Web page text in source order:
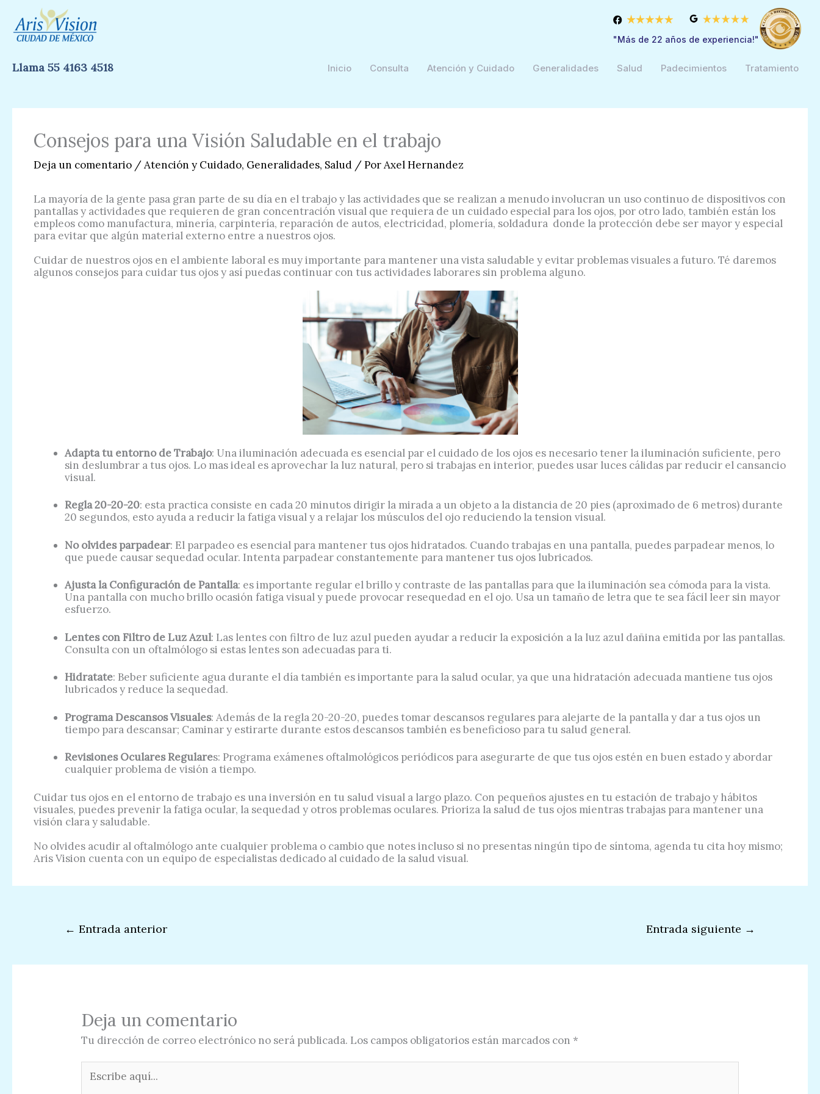
contenido
"Más de 22 años de experiencia!"
Llama 55 4163 4518 Inicio Consulta Atención y Cuidado Generalidades Salud Padecimientos Tratamiento
Consejos para una Visión Saludable en el trabajo
Deja un comentario /Atención y Cuidado, Generalidades, Salud / PorAxel Hernandez
La mayoría de la gente pasa gran parte de su día en el trabajo y las actividades que se realizan a menudo involucran un uso continuo de dispositivos con
pantallas y actividades que requieren de gran concentración visual que requiera de un cuidado especial para los ojos, por otro lado, también están los
empleos como manufactura, minería, carpintería, reparación de autos, electricidad, plomería, soldadura donde la protección debe ser mayor y especial
para evitar que algún material externo entre a nuestros ojos.
Cuidar de nuestros ojos en el ambiente laboral es muy importante para mantener una vista saludable y evitar problemas visuales a futuro. Té daremos
algunos consejos para cuidar tus ojos y así puedas continuar con tus actividades laborares sin problema alguno.
Adapta tu entorno de Trabajo: Una iluminación adecuada es esencial par el cuidado de los ojos es necesario tener la iluminación suficiente, pero
sin deslumbrar a tus ojos. Lo mas ideal es aprovechar la luz natural, pero si trabajas en interior, puedes usar luces cálidas par reducir el cansancio
visual.
Regla 20-20-20: esta practica consiste en cada 20 minutos dirigir la mirada a un objeto a la distancia de 20 pies (aproximado de 6 metros) durante
20 segundos, esto ayuda a reducir la fatiga visual y a relajar los músculos del ojo reduciendo la tension visual.
No olvides parpadear: El parpadeo es esencial para mantener tus ojos hidratados. Cuando trabajas en una pantalla, puedes parpadear menos, lo
que puede causar sequedad ocular. Intenta parpadear constantemente para mantener tus ojos lubricados.
Ajusta la Configuración de Pantalla: es importante regular el brillo y contraste de las pantallas para que la iluminación sea cómoda para la vista.
Una pantalla con mucho brillo ocasión fatiga visual y puede provocar resequedad en el ojo. Usa un tamaño de letra que te sea fácil leer sin mayor
esfuerzo.
Lentes con Filtro de Luz Azul: Las lentes con filtro de luz azul pueden ayudar a reducir la exposición a la luz azul dañina emitida por las pantallas.
Consulta con un oftalmólogo si estas lentes son adecuadas para ti.
Hidratate: Beber suficiente agua durante el día también es importante para la salud ocular, ya que una hidratación adecuada mantiene tus ojos
lubricados y reduce la sequedad.
Programa Descansos Visuales: Además de la regla 20-20-20, puedes tomar descansos regulares para alejarte de la pantalla y dar a tus ojos un
tiempo para descansar; Caminar y estirarte durante estos descansos también es beneficioso para tu salud general.
Revisiones Oculares Regulares: Programa exámenes oftalmológicos periódicos para asegurarte de que tus ojos estén en buen estado y abordar
cualquier problema de visión a tiempo.
Cuidar tus ojos en el entorno de trabajo es una inversión en tu salud visual a largo plazo. Con pequeños ajustes en tu estación de trabajo y hábitos
visuales, puedes prevenir la fatiga ocular, la sequedad y otros problemas oculares. Prioriza la salud de tus ojos mientras trabajas para mantener una
visión clara y saludable.
No olvides acudir al oftalmólogo ante cualquier problema o cambio que notes incluso si no presentas ningún tipo de síntoma, agenda tu cita hoy mismo;
Aris Vision cuenta con un equipo de especialistas dedicado al cuidado de la salud visual.
← Entrada anterior Entrada siguiente →
Deja un comentario
Tu dirección de correo electrónico no será publicada. Los campos obligatorios están marcados con *
aquí...